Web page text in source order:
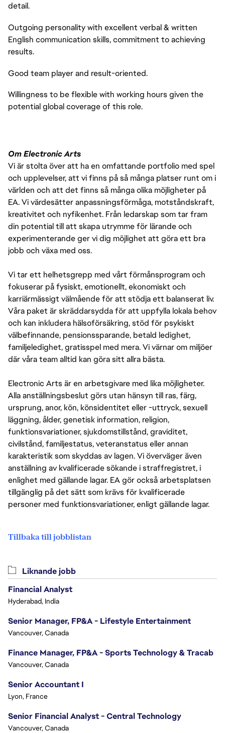
detail.
Outgoing personality with excellent verbal & written
English communication skills, commitment to achieving
results.
Good team player and result-oriented.
Willingness to be flexible with working hours given the
potential global coverage of this role.
Om Electronic Arts
Vi är stolta över att ha en omfattande portfolio med spel
och upplevelser, att vi finns på så många platser runt om i
världen och att det finns så många olika möjligheter på
EA. Vi värdesätter anpassningsförmåga, motståndskraft,
kreativitet och nyfikenhet. Från ledarskap som tar fram
din potential till att skapa utrymme för lärande och
experimenterande ger vi dig möjlighet att göra ett bra
jobb och växa med oss.
Vi tar ett helhetsgrepp med vårt förmånsprogram och
fokuserar på fysiskt, emotionellt, ekonomiskt och
karriärmässigt välmående för att stödja ett balanserat liv.
Våra paket är skräddarsydda för att uppfylla lokala behov
och kan inkludera hälsoförsäkring, stöd för psykiskt
välbefinnande, pensionssparande, betald ledighet,
familjeledighet, gratisspel med mera. Vi värnar om miljöer
där våra team alltid kan göra sitt allra bästa.
Electronic Arts är en arbetsgivare med lika möjligheter.
Alla anställningsbeslut görs utan hänsyn till ras, färg,
ursprung, anor, kön, könsidentitet eller -uttryck, sexuell
läggning, ålder, genetisk information, religion,
funktionsvariationer, sjukdomstillstånd, graviditet,
civilstånd, familjestatus, veteranstatus eller annan
karakteristik som skyddas av lagen. Vi överväger även
anställning av kvalificerade sökande i straffregistret, i
enlighet med gällande lagar. EA gör också arbetsplatsen
tillgänglig på det sätt som krävs för kvalificerade
personer med funktionsvariationer, enligt gällande lagar.
Tillbaka till jobblistan
Liknande jobb
Financial Analyst
Hyderabad, India
Senior Manager, FP&A - Lifestyle Entertainment
Vancouver, Canada
Finance Manager, FP&A - Sports Technology & Tracab
Vancouver, Canada
Senior Accountant I
Lyon, France
Senior Financial Analyst - Central Technology
Vancouver, Canada